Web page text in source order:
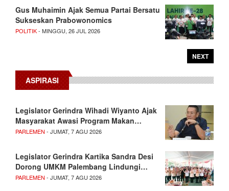
Gus Muhaimin Ajak Semua Partai Bersatu
Sukseskan Prabowonomics
POLITIK- MINGGU, 26 JUL 2026
NEXT
ASPIRASI
Legislator Gerindra Wihadi Wiyanto Ajak
Masyarakat Awasi Program Makan…
PARLEMEN - JUMAT, 7 AGU 2026
Legislator Gerindra Kartika Sandra Desi
Dorong UMKM Palembang Lindungi…
PARLEMEN - JUMAT, 7 AGU 2026